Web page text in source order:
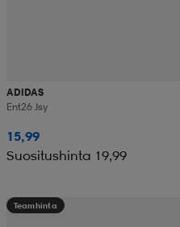
ADIDAS
Ent26 Jsy
15,99
Suositushinta 19,99
Teamhinta